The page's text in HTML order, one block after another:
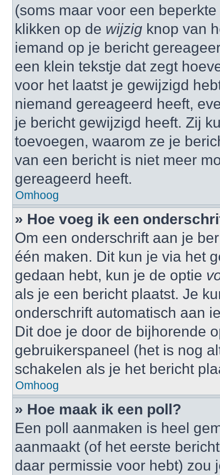
(soms maar voor een
klikken op de wijzig knop van
iemand op je bericht
een klein tekstje dat zegt
voor het laatst je gewijzigd
niemand gereageerd heeft,
je bericht gewijzigd heeft. Zij
toevoegen, waarom ze je
van een bericht is niet meer
gereageerd heeft.
Omhoog
» Hoe voeg ik een
Om een onderschrift aan je
één maken. Dit kun je via het
gedaan hebt, kun je de optie
als je een bericht plaatst. Je
onderschrift automatisch aan
Dit doe je door de bijhorende
gebruikerspaneel (het is nog
schakelen als je het bericht
Omhoog
» Hoe maak ik een poll?
Een poll aanmaken is heel
aanmaakt (of het eerste
daar permissie voor hebt) zou